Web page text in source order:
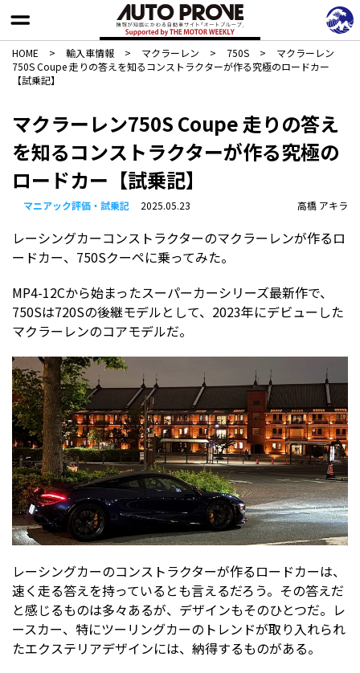
HOME > 輸入車情報 > マクラーレン > 750S >
マクラーレン
750S Coupe 走りの答えを知るコンストラクターが作る究極のロードカー
【試乗記】
マクラーレン750S Coupe 走りの答え
を知るコンストラクターが作る究極の
ロードカー【試乗記】
マニアック評価・試乗記 2025.05.23 高橋 アキラ
レーシングカーコンストラクターのマクラーレンが作るロ
ードカー、750Sクーペに乗ってみた。
MP4-12Cから始まったスーパーカーシリーズ最新作で、
750Sは720Sの後継モデルとして、2023年にデビューした
マクラーレンのコアモデルだ。
レーシングカーのコンストラクターが作るロードカーは、
速く走る答えを持っているとも言えるだろう。その答えだ
と感じるものは多々あるが、デザインもそのひとつだ。レ
ースカー、特にツーリングカーのトレンドが取り入れられ
たエクステリアデザインには、納得するものがある。